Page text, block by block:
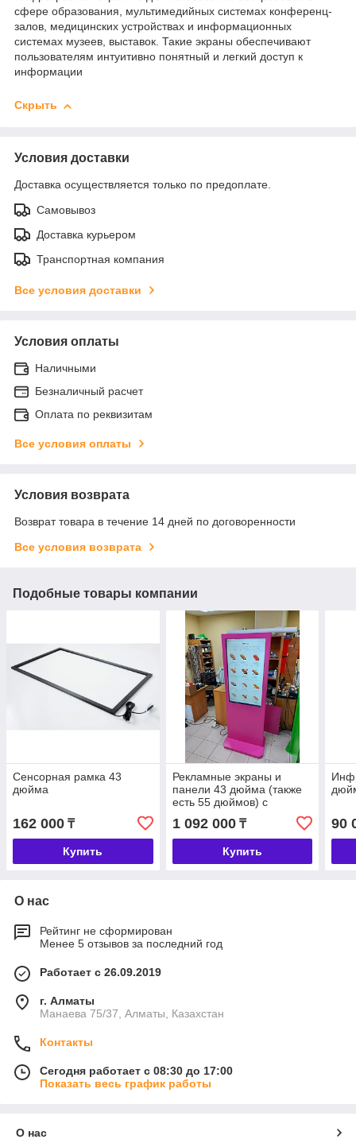
сфере образования, мультимедийных системах конференц-
залов, медицинских устройствах и информационных
системах музеев, выставок. Такие экраны обеспечивают
пользователям интуитивно понятный и легкий доступ к
информации
Скрыть
Условия доставки
Доставка осуществляется только по предоплате.
Самовывоз
Доставка курьером
Транспортная компания
Все условия доставки
Условия оплаты
Наличными
Безналичный расчет
Оплата по реквизитам
Все условия оплаты
Условия возврата
Возврат товара в течение 14 дней по договоренности
Все условия возврата
Подобные товары компании
Сенсорная рамка 43
дюйма
162 000 ₸
Купить
Рекламные экраны и
панели 43 дюйма (также
есть 55 дюймов) с
усиленной подножкой
1 092 000₸
Купить
90
О нас
Рейтинг не сформирован
Менее 5 отзывов за последний год
Работает с 26.09.2019
г. Алматы
Манаева 75/37, Алматы, Казахстан
Контакты
Сегодня работает с 08:30 до 17:00
Показать весь график работы
О нас